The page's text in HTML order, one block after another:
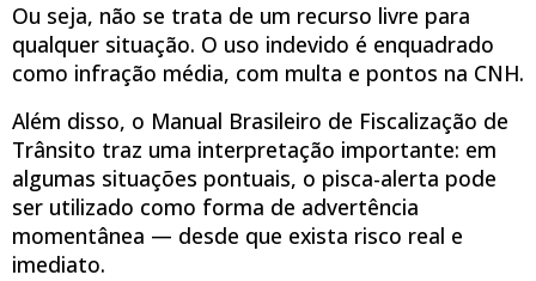
Ou seja, não se trata de um recurso livre para
qualquer situação. O uso indevido é enquadrado
como infração média, com multa e pontos na CNH.
Além disso, o Manual Brasileiro de Fiscalização de
Trânsito traz uma interpretação importante: em
algumas situações pontuais, o pisca-alerta pode
ser utilizado como forma de advertência
momentânea — desde que exista risco real e
imediato.